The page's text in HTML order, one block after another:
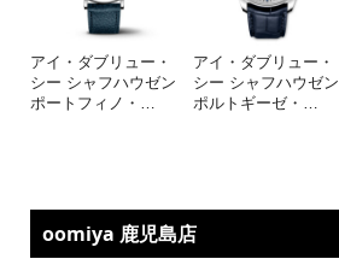
アイ・ダブリュー・
シー シャフハウゼン
ポートフィノ・
アイ・ダブリュー・
シー シャフハウゼン
ポルトギーゼ・
oomiya 鹿児島店